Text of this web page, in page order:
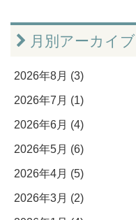
月別アーカイブ
2026年8月 (3)
2026年7月 (1)
2026年6月 (4)
2026年5月 (6)
2026年4月 (5)
2026年3月 (2)